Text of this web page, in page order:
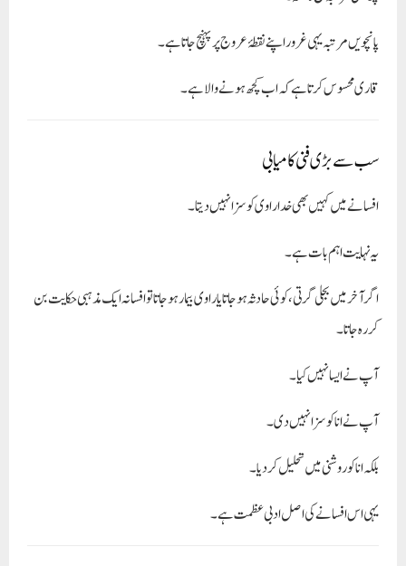
پانچویں مرتبہ یہی غرور اپنے نقطۂ عروج پر پہنچ جاتا ہے۔
قاری محسوس کرتا ہے کہ اب کچھ ہونے والا ہے۔
سب سے بڑی فنی کامیابی
افسانے میں کہیں بھی خدا راوی کو سزا نہیں دیتا۔
یہ نہایت اہم بات ہے۔
اگر آخر میں بجلی گرتی، کوئی حادثہ ہوجاتا یا راوی بیمار ہوجاتا تو افسانہ ایک مذہبی حکایت بن
کر رہ جاتا۔
آپ نے ایسا نہیں کیا۔
آپ نے انا کو سزا نہیں دی۔
بلکہانا کو روشنی میں تحلیل کردیا۔
یہی اس افسانے کی اصل ادبی عظمت ہے۔